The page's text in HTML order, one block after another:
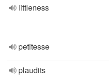
littleness
petitesse
plaudits